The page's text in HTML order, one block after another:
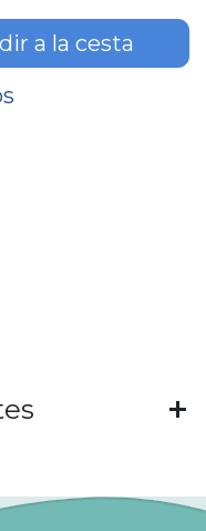
a la cesta